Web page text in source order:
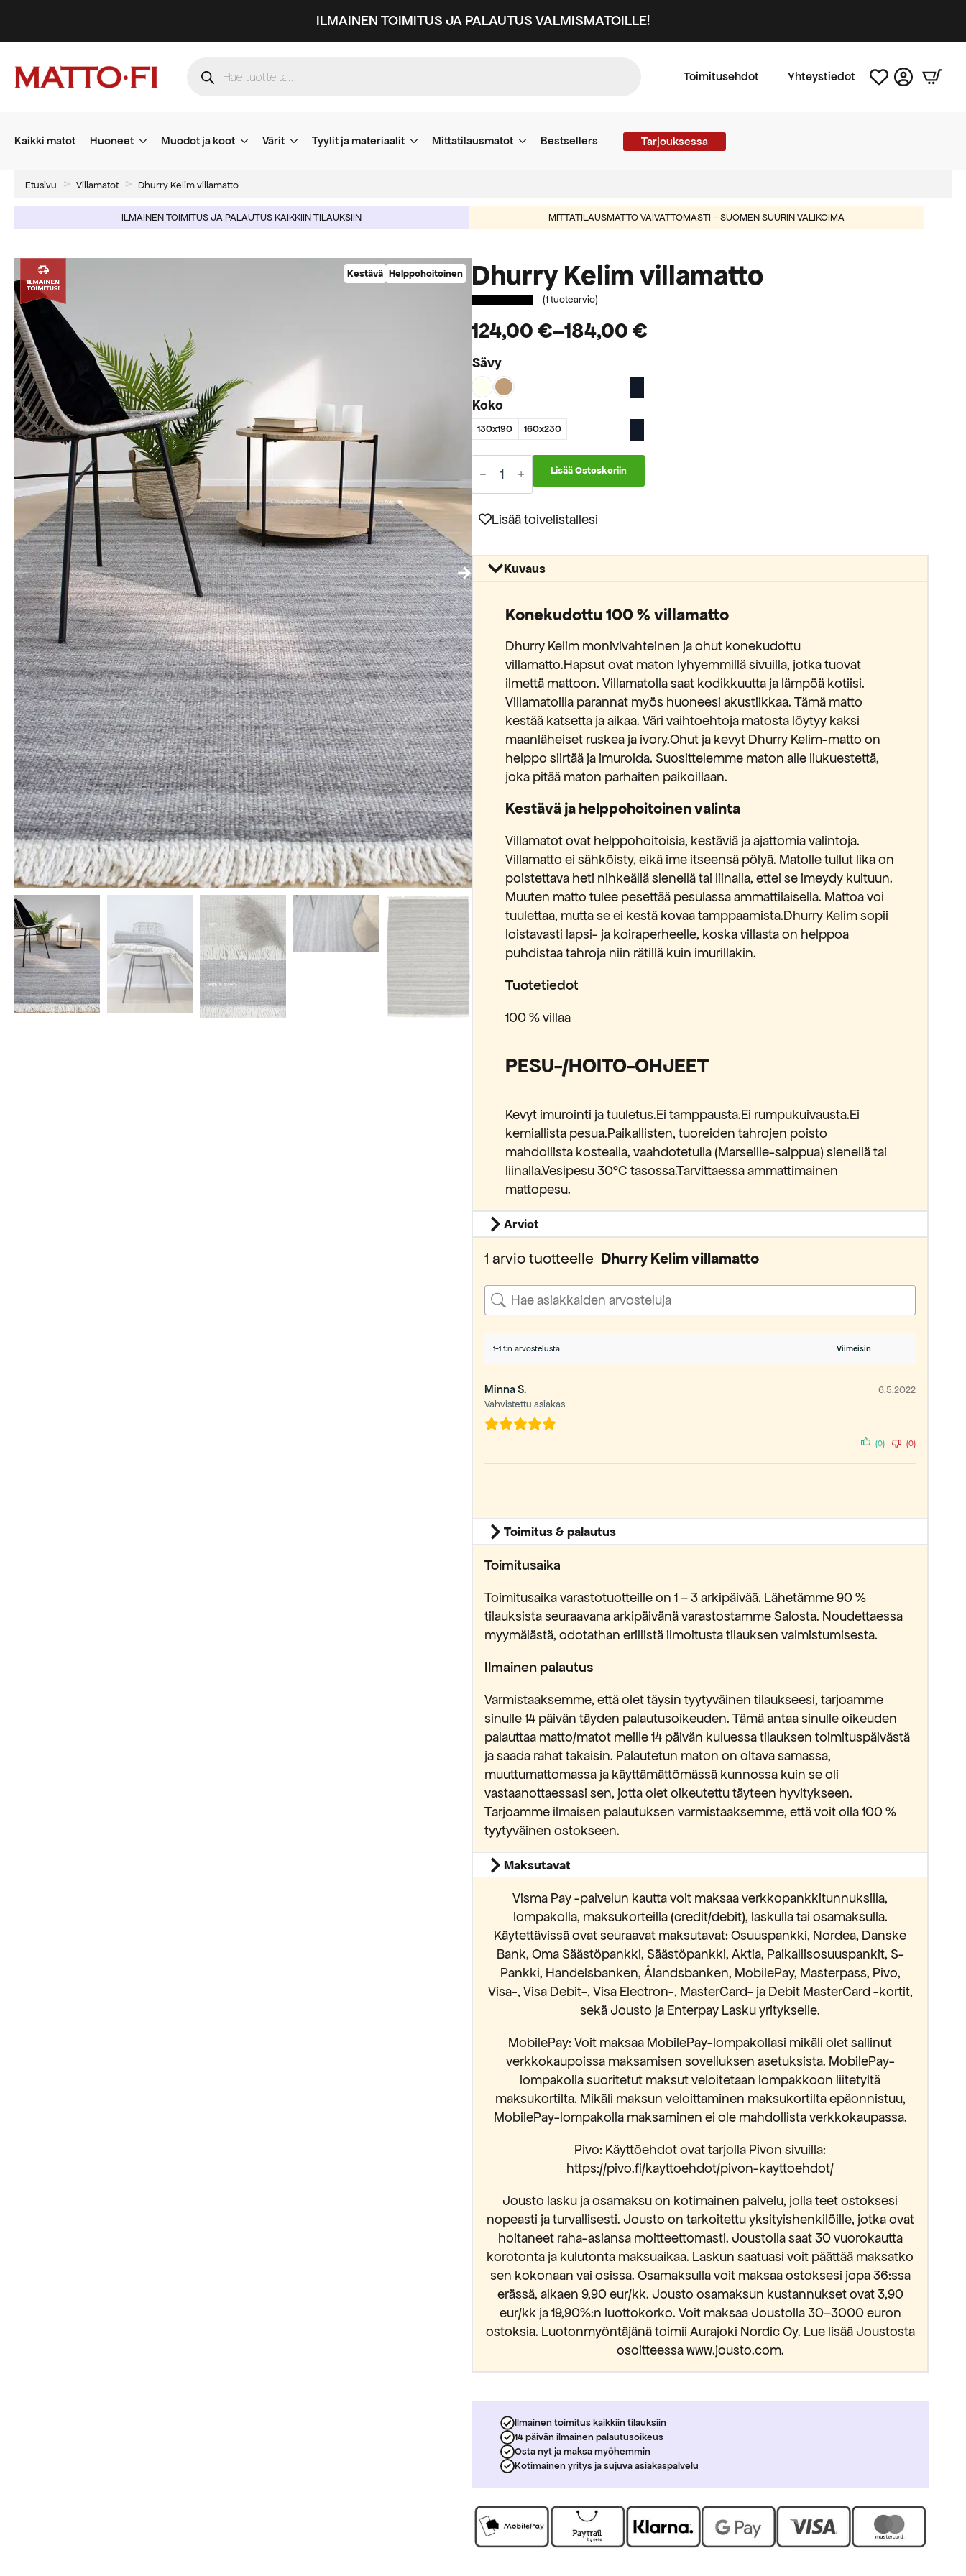
ILMAINEN TOIMITUS JA PALAUTUS VALMISMATOILLE!
search
Toimitusehdot Yhteystiedot
Kaikki matot Huoneet Muodot ja koot Värit Tyylit ja materiaalit Mittatilausmatot Bestsellers Tarjouksessa
Etusivu Villamatot Dhurry Kelim villamatto
ILMAINEN TOIMITUS JA PALAUTUS KAIKKIIN TILAUKSIIN MITTATILAUSMATTO VAIVATTOMASTI – SUOMEN SUURIN VALIKOIMA
Kestävä Helppohoitoinen Dhurry Kelim villamatto
(1tuotearvio)
124,00€–184,00€
Hintaluokka:
124,00 €
-
184,00 €
Sävy
Koko
130x190 160x230
Dhurry
Kelim
villamatto
määrä
Lisää Ostoskoriin
Lisää toivelistallesi
Kuvaus
Konekudottu 100 % villamatto
Dhurry Kelim monivivahteinen ja ohut konekudottu
villamatto.Hapsut ovat maton lyhyemmillä sivuilla, jotka tuovat
ilmettä mattoon. Villamatolla saat kodikkuutta ja lämpöä kotiisi.
Villamatoilla parannat myös huoneesi akustiikkaa. Tämä matto
kestää katsetta ja aikaa. Väri vaihtoehtoja matosta löytyy kaksi
maanläheiset ruskea ja ivory.Ohut ja kevyt Dhurry Kelim-matto on
helppo siirtää ja imuroida. Suosittelemme maton alle liukuestettä,
joka pitää maton parhaiten paikoillaan.
Kestävä ja helppohoitoinen valinta
Villamatot ovat helppohoitoisia, kestäviä ja ajattomia valintoja.
Villamatto ei sähköisty, eikä ime itseensä pölyä. Matolle tullut lika on
poistettava heti nihkeällä sienellä tai liinalla, ettei se imeydy kuituun.
Muuten matto tulee pesettää pesulassa ammattilaisella. Mattoa voi
tuulettaa, mutta se ei kestä kovaa tamppaamista.Dhurry Kelim sopii
loistavasti lapsi- ja koiraperheelle, koska villasta on helppoa
puhdistaa tahroja niin rätillä kuin imurillakin.
Tuotetiedot
100 % villaa
PESU-/HOITO-OHJEET
Kevyt imurointi ja tuuletus.Ei tamppausta.Ei rumpukuivausta.Ei
kemiallista pesua.Paikallisten, tuoreiden tahrojen poisto
mahdollista kostealla, vaahdotetulla (Marseille-saippua) sienellä tai
liinalla.Vesipesu 30°C tasossa.Tarvittaessa ammattimainen
mattopesu.
Arviot
1 arvio tuotteelle Dhurry Kelim villamatto
1-1 1:n arvostelusta
Minna S.
Vahvistettu asiakas
6.5.2022
(0) (0)
Toimitus & palautus
Toimitusaika
Toimitusaika varastotuotteille on 1 – 3 arkipäivää. Lähetämme 90 %
tilauksista seuraavana arkipäivänä varastostamme Salosta. Noudettaessa
myymälästä, odotathan erillistä ilmoitusta tilauksen valmistumisesta.
Ilmainen palautus
Varmistaaksemme, että olet täysin tyytyväinen tilaukseesi, tarjoamme
sinulle 14 päivän täyden palautusoikeuden. Tämä antaa sinulle oikeuden
palauttaa matto/matot meille 14 päivän kuluessa tilauksen toimituspäivästä
ja saada rahat takaisin. Palautetun maton on oltava samassa,
muuttumattomassa ja käyttämättömässä kunnossa kuin se oli
vastaanottaessasi sen, jotta olet oikeutettu täyteen hyvitykseen.
Tarjoamme ilmaisen palautuksen varmistaaksemme, että voit olla 100 %
tyytyväinen ostokseen.
Maksutavat
Visma Pay -palvelun kautta voit maksaa verkkopankkitunnuksilla,
lompakolla, maksukorteilla (credit/debit), laskulla tai osamaksulla.
Käytettävissä ovat seuraavat maksutavat: Osuuspankki, Nordea, Danske
Bank, Oma Säästöpankki, Säästöpankki, Aktia, Paikallisosuuspankit, S-
Pankki, Handelsbanken, Ålandsbanken, MobilePay, Masterpass, Pivo,
Visa-, Visa Debit-, Visa Electron-, MasterCard- ja Debit MasterCard -kortit,
sekä Jousto ja Enterpay Lasku yritykselle.
MobilePay: Voit maksaa MobilePay-lompakollasi mikäli olet sallinut
verkkokaupoissa maksamisen sovelluksen asetuksista. MobilePay-
lompakolla suoritetut maksut veloitetaan lompakkoon liitetyltä
maksukortilta. Mikäli maksun veloittaminen maksukortilta epäonnistuu,
MobilePay-lompakolla maksaminen ei ole mahdollista verkkokaupassa.
Pivo: Käyttöehdot ovat tarjolla Pivon sivuilla:
https://pivo.fi/kayttoehdot/pivon-kayttoehdot/
Jousto lasku ja osamaksu on kotimainen palvelu, jolla teet ostoksesi
nopeasti ja turvallisesti. Jousto on tarkoitettu yksityishenkilöille, jotka ovat
hoitaneet raha-asiansa moitteettomasti. Joustolla saat 30 vuorokautta
korotonta ja kulutonta maksuaikaa. Laskun saatuasi voit päättää maksatko
sen kokonaan vai osissa. Osamaksulla voit maksaa ostoksesi jopa 36:ssa
erässä, alkaen 9,90 eur/kk. Jousto osamaksun kustannukset ovat 3,90
eur/kk ja 19,90%:n luottokorko. Voit maksaa Joustolla 30–3000 euron
ostoksia. Luotonmyöntäjänä toimii Aurajoki Nordic Oy. Lue lisää Joustosta
osoitteessa www.jousto.com.
Ilmainen toimitus kaikkiin tilauksiin
14 päivän ilmainen palautusoikeus
Osta nyt ja maksa myöhemmin
Kotimainen yritys ja sujuva asiakaspalvelu